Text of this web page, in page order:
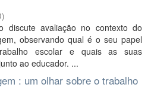
)
discute avaliação no contexto do
observando qual é o seu papel
escolar e quais as suas
ao educador. ...
: um olhar sobre o trabalho